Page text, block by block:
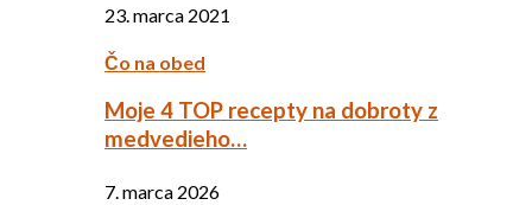
23. marca 2021
Čo na obed
Moje 4 TOP recepty na dobroty z
medvedieho…
7. marca 2026